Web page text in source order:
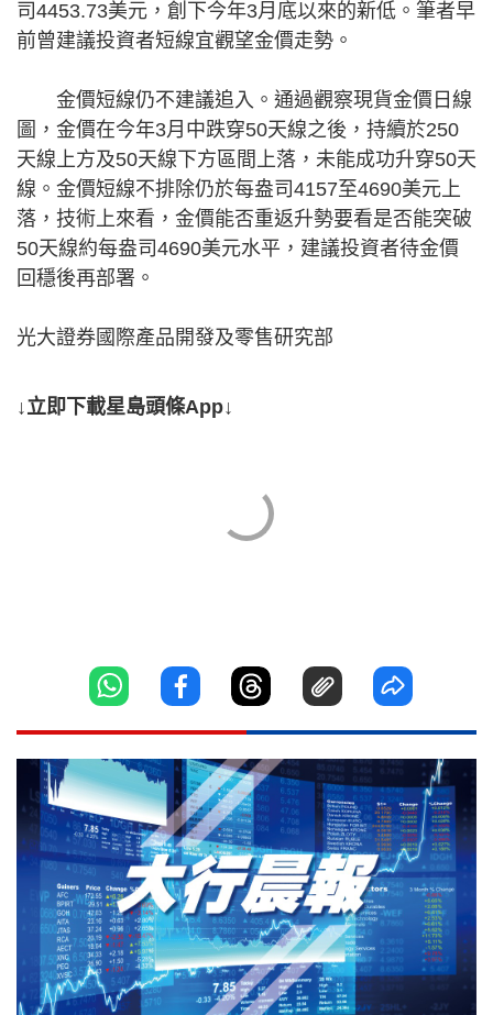
司4453.73美元，創下今年3月底以來的新低。筆者早
前曾建議投資者短線宜觀望金價走勢。
金價短線仍不建議追入。通過觀察現貨金價日線
圖，金價在今年3月中跌穿50天線之後，持續於250
天線上方及50天線下方區間上落，未能成功升穿50天
線。金價短線不排除仍於每盎司4157至4690美元上
落，技術上來看，金價能否重返升勢要看是否能突破
50天線約每盎司4690美元水平，建議投資者待金價
回穩後再部署。
光大證券國際產品開發及零售研究部
↓立即下載星島頭條App↓